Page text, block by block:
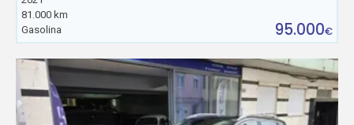
81.000 km
Gasolina
95.000€